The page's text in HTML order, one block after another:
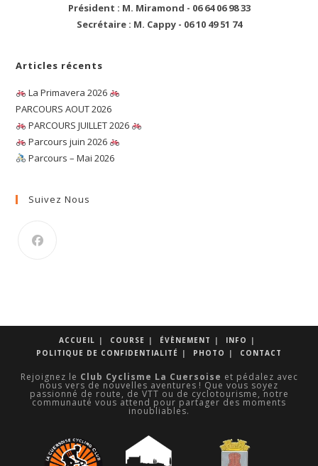
Président : M. Miramond - 06 64 06 98 33
Secrétaire : M. Cappy - 06 10 49 51 74
Articles récents
La Primavera 2026
PARCOURS AOUT 2026
PARCOURS JUILLET 2026
Parcours juin 2026
Parcours – Mai 2026
Suivez Nous
ACCUEIL COURSE ÉVÈNEMENT
INFO
POLITIQUE DE CONFIDENTIALITÉ
PHOTO CONTACT
Rejoignez le Club Cyclisme La Cuersoise et pédalez avec
nous vers de nouvelles aventures ! Que vous soyez
passionné de route, de VTT ou de cyclotourisme, notre
communauté vous attend pour partager des moments
inoubliables.